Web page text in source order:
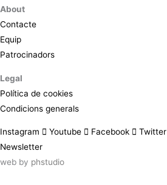
About
Contacte
Equip
Patrocinadors
Legal
Política de cookies
Condicions generals
Instagram Youtube Facebook Twitter
Newsletter
web by phstudio